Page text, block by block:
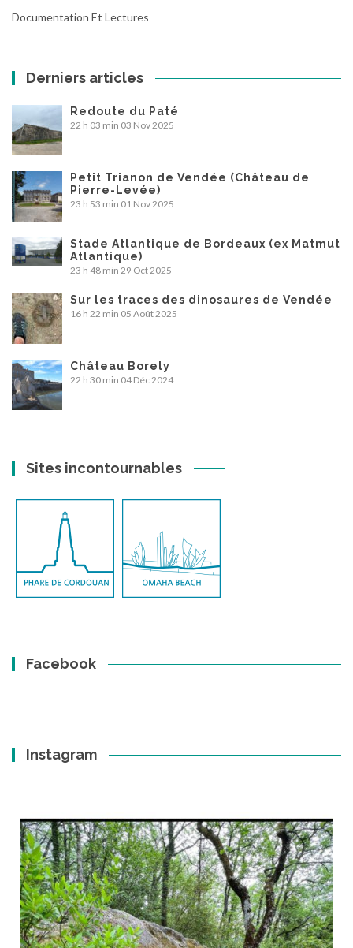
Documentation Et Lectures
Derniers articles
Redoute du Paté
22 h 03 min 03 Nov 2025
Petit Trianon de Vendée (Château de
Pierre-Levée)
23 h 53 min 01 Nov 2025
Stade Atlantique de Bordeaux (ex Matmut
Atlantique)
23 h 48 min 29 Oct 2025
Sur les traces des dinosaures de Vendée
16 h 22 min 05 Août 2025
Château Borely
22 h 30 min 04 Déc 2024
Sites incontournables
Facebook
Instagram